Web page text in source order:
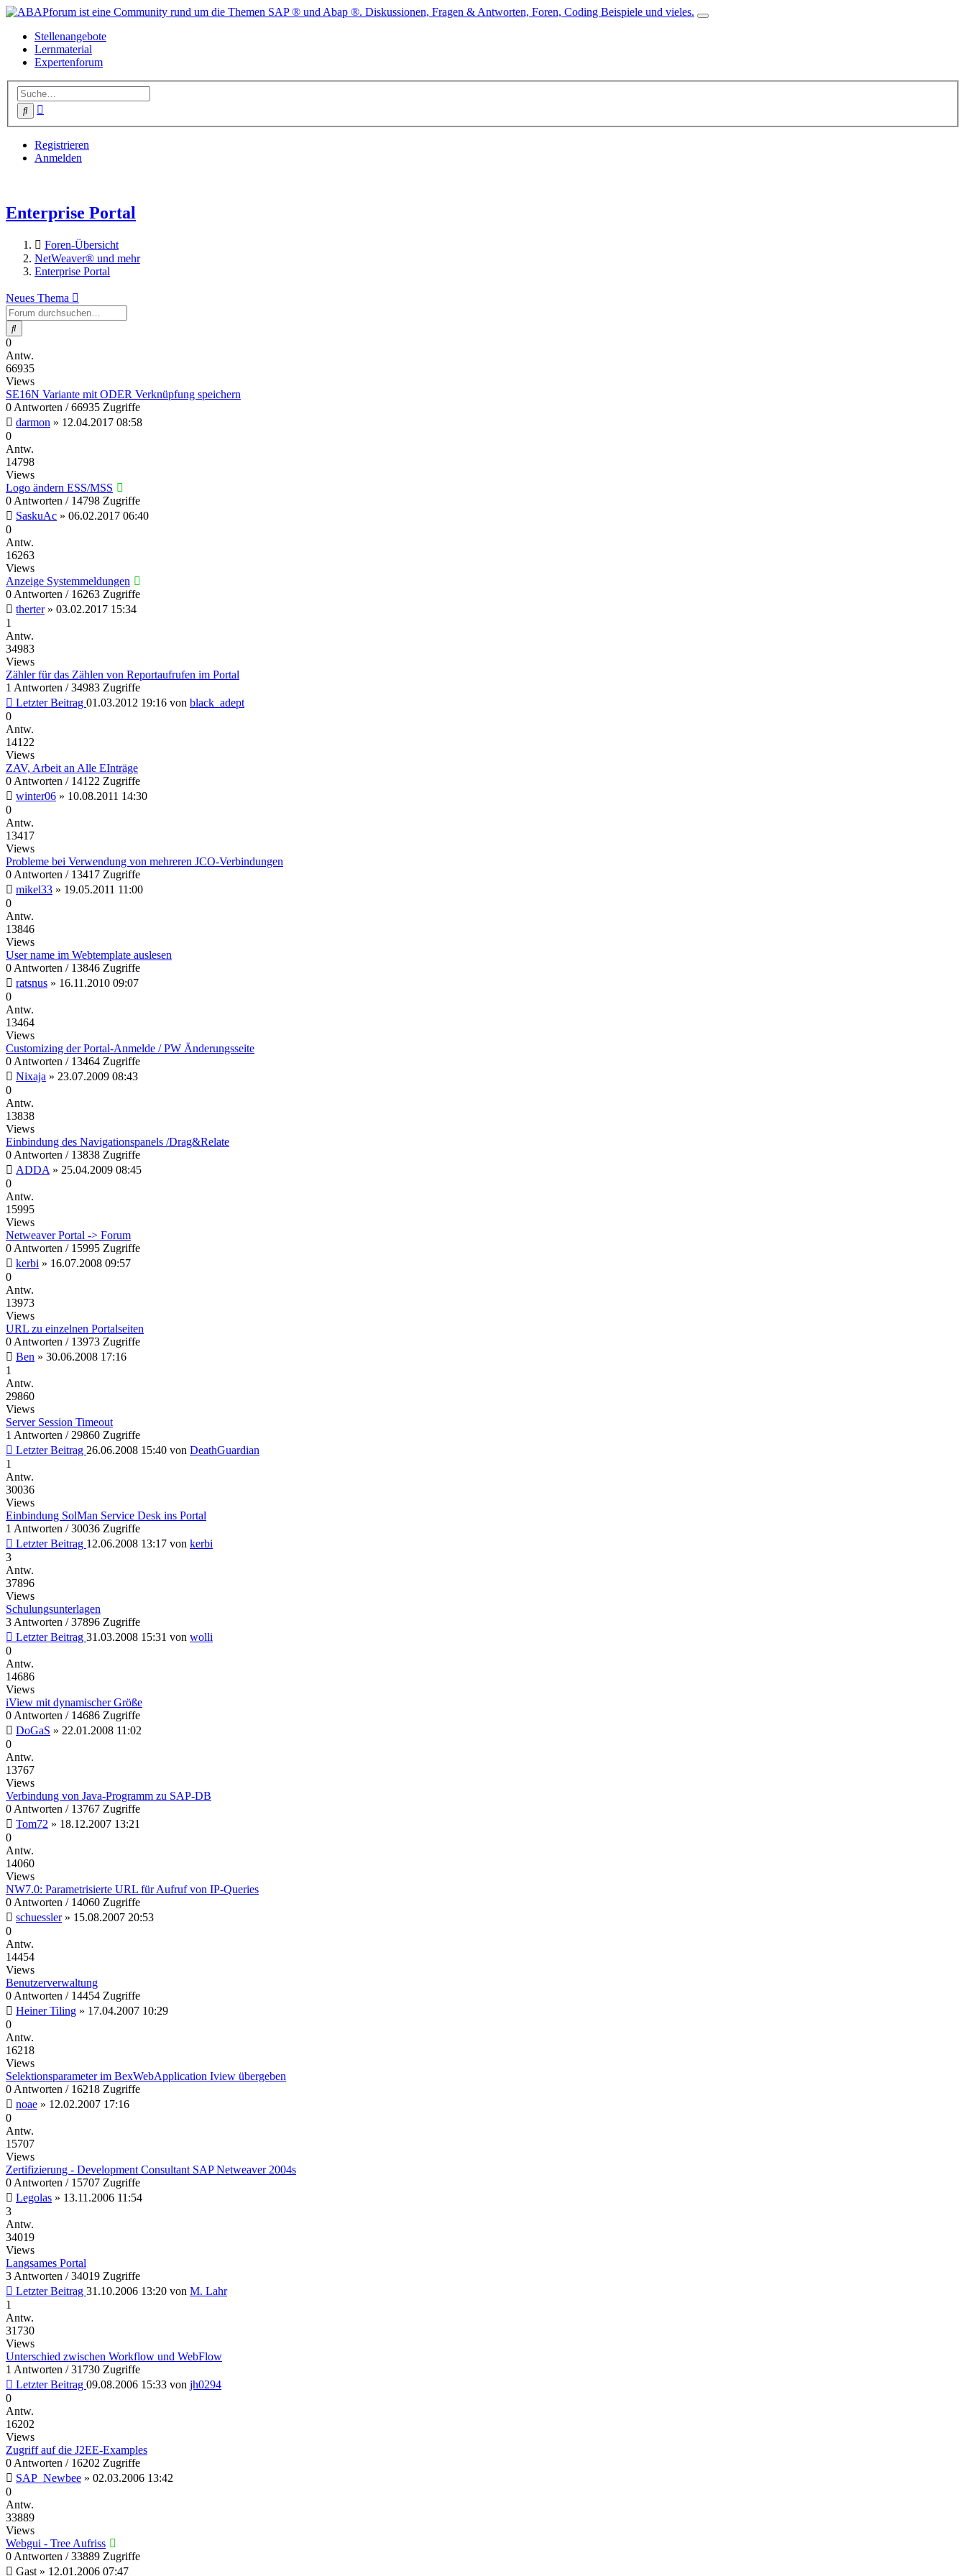
Stellenangebote
Lernmaterial
Expertenforum
Suche
Registrieren
Anmelden
Enterprise Portal
Foren-Übersicht
NetWeaver® und mehr
Enterprise Portal
Neues Thema
Suche
0
Antw.
66935
Views
SE16N Variante mit ODER Verknüpfung speichern
0 Antworten / 66935 Zugriffe
darmon » 12.04.2017 08:58
0
Antw.
14798
Views
Logo ändern ESS/MSS
0 Antworten / 14798 Zugriffe
SaskuAc » 06.02.2017 06:40
0
Antw.
16263
Views
Anzeige Systemmeldungen
0 Antworten / 16263 Zugriffe
therter» 03.02.2017 15:34
1
Antw.
34983
Views
Zähler für das Zählen von Reportaufrufen im Portal
1 Antworten / 34983 Zugriffe
Letzter Beitrag 01.03.2012 19:16 von black_adept
0
Antw.
14122
Views
ZAV, Arbeit an Alle EInträge
0 Antworten / 14122 Zugriffe
winter06 » 10.08.2011 14:30
0
Antw.
13417
Views
Probleme bei Verwendung von mehreren JCO-Verbindungen
0 Antworten / 13417 Zugriffe
mikel33 » 19.05.2011 11:00
0
Antw.
13846
Views
User name im Webtemplate auslesen
0 Antworten / 13846 Zugriffe
ratsnus » 16.11.2010 09:07
0
Antw.
13464
Views
Customizing der Portal-Anmelde / PW Änderungsseite
0 Antworten / 13464 Zugriffe
Nixaja » 23.07.2009 08:43
0
Antw.
13838
Views
Einbindung des Navigationspanels /Drag&Relate
0 Antworten / 13838 Zugriffe
ADDA» 25.04.2009 08:45
0
Antw.
15995
Views
Netweaver Portal -> Forum
0 Antworten / 15995 Zugriffe
kerbi » 16.07.2008 09:57
0
Antw.
13973
Views
URL zu einzelnen Portalseiten
0 Antworten / 13973 Zugriffe
Ben » 30.06.2008 17:16
1
Antw.
29860
Views
Server Session Timeout
1 Antworten / 29860 Zugriffe
Letzter Beitrag 26.06.2008 15:40 von DeathGuardian
1
Antw.
30036
Views
Einbindung SolMan Service Desk ins Portal
1 Antworten / 30036 Zugriffe
Letzter Beitrag 12.06.2008 13:17 von kerbi
3
Antw.
37896
Views
Schulungsunterlagen
3 Antworten / 37896 Zugriffe
Letzter Beitrag 31.03.2008 15:31 von wolli
0
Antw.
14686
Views
iView mit dynamischer Größe
0 Antworten / 14686 Zugriffe
DoGaS » 22.01.2008 11:02
0
Antw.
13767
Views
Verbindung von Java-Programm zu SAP-DB
0 Antworten / 13767 Zugriffe
Tom72 » 18.12.2007 13:21
0
Antw.
14060
Views
NW7.0: Parametrisierte URL für Aufruf von IP-Queries
0 Antworten / 14060 Zugriffe
schuessler» 15.08.2007 20:53
0
Antw.
14454
Views
Benutzerverwaltung
0 Antworten / 14454 Zugriffe
Heiner Tiling » 17.04.2007 10:29
0
Antw.
16218
Views
Selektionsparameter im BexWebApplication Iview übergeben
0 Antworten / 16218 Zugriffe
noae » 12.02.2007 17:16
0
Antw.
15707
Views
Zertifizierung - Development Consultant SAP Netweaver 2004s
0 Antworten / 15707 Zugriffe
Legolas » 13.11.2006 11:54
3
Antw.
34019
Views
Langsames Portal
3 Antworten / 34019 Zugriffe
Letzter Beitrag 31.10.2006 13:20 von M. Lahr
1
Antw.
31730
Views
Unterschied zwischen Workflow und WebFlow
1 Antworten / 31730 Zugriffe
Letzter Beitrag 09.08.2006 15:33 von jh0294
0
Antw.
16202
Views
Zugriff auf die J2EE-Examples
0 Antworten / 16202 Zugriffe
SAP_Newbee » 02.03.2006 13:42
0
Antw.
33889
Views
Webgui - Tree Aufriss
0 Antworten / 33889 Zugriffe
Gast» 12.01.2006 07:47